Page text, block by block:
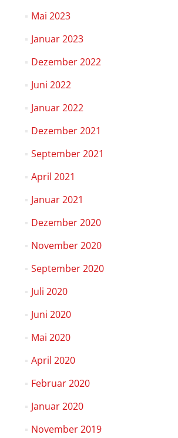
Mai 2023
Januar 2023
Dezember 2022
Juni 2022
Januar 2022
Dezember 2021
September 2021
April 2021
Januar 2021
Dezember 2020
November 2020
September 2020
Juli 2020
Juni 2020
Mai 2020
April 2020
Februar 2020
Januar 2020
November 2019